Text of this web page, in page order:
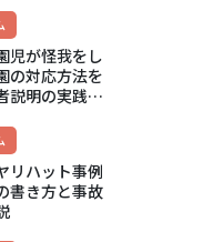
で解説
児が怪我をし
の対応方法を
説明の実践ガ
リハット事例
書き方と事故